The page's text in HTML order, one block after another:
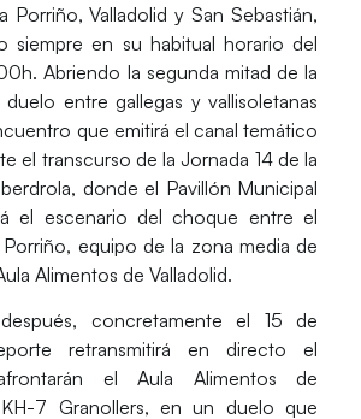
Porriño, Valladolid y San Sebastián,
siempre en su habitual horario del
Abriendo la segunda mitad de la
entre gallegas y vallisoletanas
que emitirá el canal temático
el transcurso de laJornada 14de la
donde el Pavillón Municipal
el escenario del choque entre el
, equipo de la zona media de
Alimentos de Valladolid.
concretamente el 15 de
retransmitirá en directo el
elAula Alimentos de
KH-7 Granollers, en un duelo que